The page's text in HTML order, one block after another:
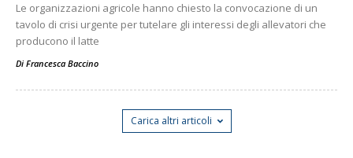
Le organizzazioni agricole hanno chiesto la convocazione di un
tavolo di crisi urgente per tutelare gli interessi degli allevatori che
producono il latte
Di Francesca Baccino
Carica altri articoli